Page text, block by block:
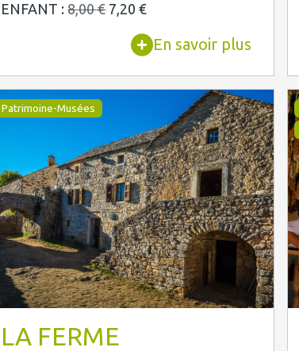
ENFANT :8,00 € 7,20 €
En savoir plus
Patrimoine-Musées
LA FERME